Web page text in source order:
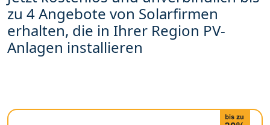
zu 4 Angebote von Solarfirmen
erhalten, die in Ihrer Region PV-
Anlagen installieren